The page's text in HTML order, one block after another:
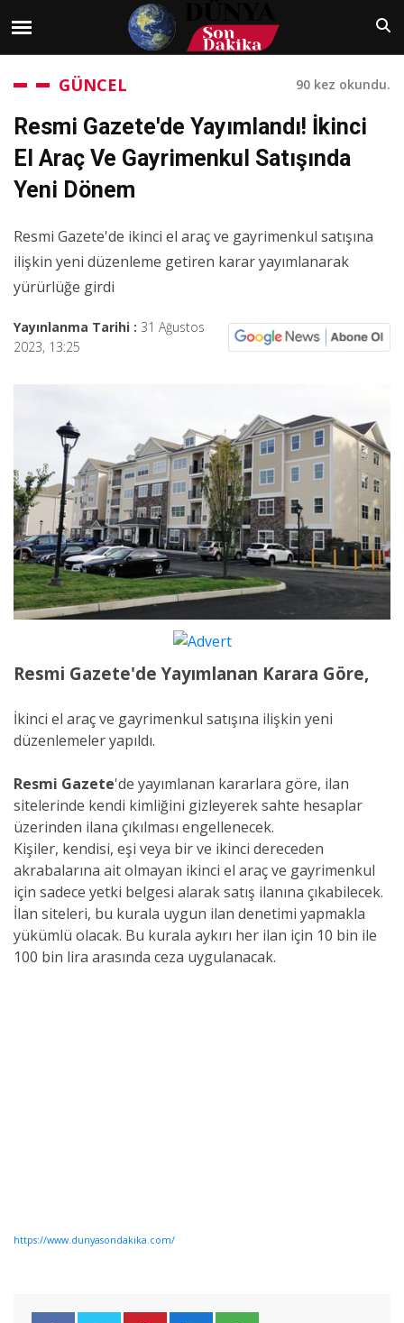
GÜNCEL 90 kez okundu.
Resmi Gazete'de Yayımlandı! İkinci
El Araç Ve Gayrimenkul Satışında
Yeni Dönem
Resmi Gazete'de ikinci el araç ve gayrimenkul satışına
ilişkin yeni düzenleme getiren karar yayımlanarak
yürürlüğe girdi
Yayınlanma Tarihi : 31 Ağustos
2023, 13:25
Resmi Gazete'de Yayımlanan Karara Göre,
İkinci el araç ve gayrimenkul satışına ilişkin yeni
düzenlemeler yapıldı.
Resmi Gazete'de yayımlanan kararlara göre, ilan
sitelerinde kendi kimliğini gizleyerek sahte hesaplar
üzerinden ilana çıkılması engellenecek.
Kişiler, kendisi, eşi veya bir ve ikinci dereceden
akrabalarına ait olmayan ikinci el araç ve gayrimenkul
için sadece yetki belgesi alarak satış ilanına çıkabilecek.
İlan siteleri, bu kurala uygun ilan denetimi yapmakla
yükümlü olacak. Bu kurala aykırı her ilan için 10 bin ile
100 bin lira arasında ceza uygulanacak.
https://www.dunyasondakika.com/